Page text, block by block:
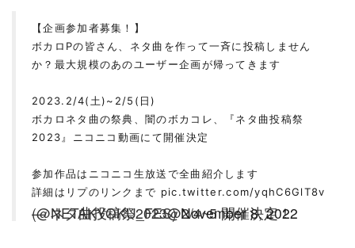
【企画参加者募集！】
ボカロPの皆さん、ネタ曲を作って一斉に投稿しません
か？最大規模のあのユーザー企画が帰ってきます
2023.2/4(土)~2/5(日)
ボカロネタ曲の祭典、闇のボカコレ、『ネタ曲投稿祭
2023』ニコニコ動画にて開催決定
参加作品はニコニコ生放送で全曲紹介します
詳細はリプのリンクまで pic.twitter.com/yqhC6GlT8v
— ネタ曲投稿祭2023@2/4~5 開催決定！ (@NETAKYOKU_FES)November 8, 2022